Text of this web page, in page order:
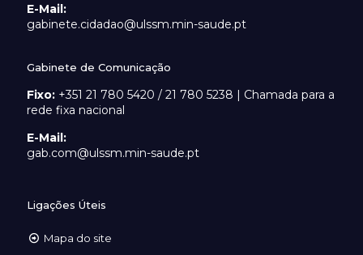
E-Mail:
gabinete.cidadao@ulssm.min-saude.pt
Gabinete de Comunicação
Fixo: +351 21 780 5420 / 21 780 5238 | Chamada para a
rede fixa nacional
E-Mail:
gab.com@ulssm.min-saude.pt
Ligações Úteis
Mapa do site